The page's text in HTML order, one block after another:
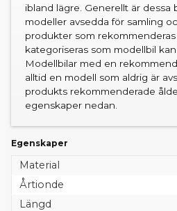
ibland lägre. Generellt är dessa
modeller avsedda för samling
produkter som rekommenderas
kategoriseras som modellbil
Modellbilar med en
alltid en modell som aldrig är
produkts rekommenderade
egenskaper nedan.
Egenskaper
Material
Årtionde
Längd